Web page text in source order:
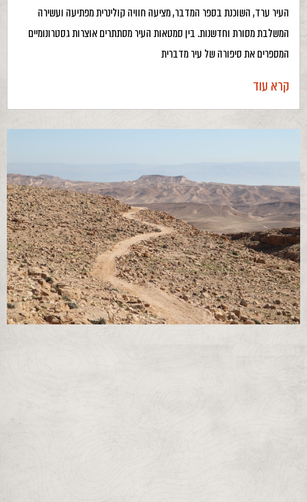
העיר ערד, השוכנת בספר המדבר, מציעה חוויה קולינרית מפתיעה ועשירה
המשלבת מסורת וחדשנות. בין סמטאות העיר מסתתרים אוצרות גסטרונומיים
המספרים את סיפורה של עיר מדברית
קרא עוד